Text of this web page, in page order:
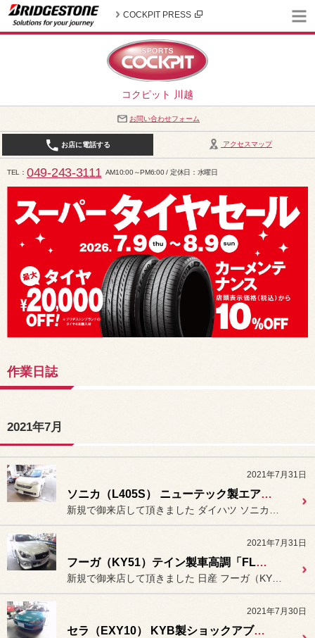
コクピット 川越
COCKPIT PRESS
お問い合わせフォーム
アクセスマップ
お店に電話する
TEL 049-243-3111 AM10:00～PM6:00 / 定休日：水曜日
作業日誌
2021年7月
2021年7月31日
ソニカ（L405S） ニューテック製エアコン添加剤「コンプブースト（NC-200）」注入。
2021年7月31日
フーガ（KY51）テイン製車高調「FLEX Z」装着＆アライメント作業。
2021年7月30日
セラ（EXY10） KYB製ショックアブソーバー＆テイン製ローダウンスプリング装着。